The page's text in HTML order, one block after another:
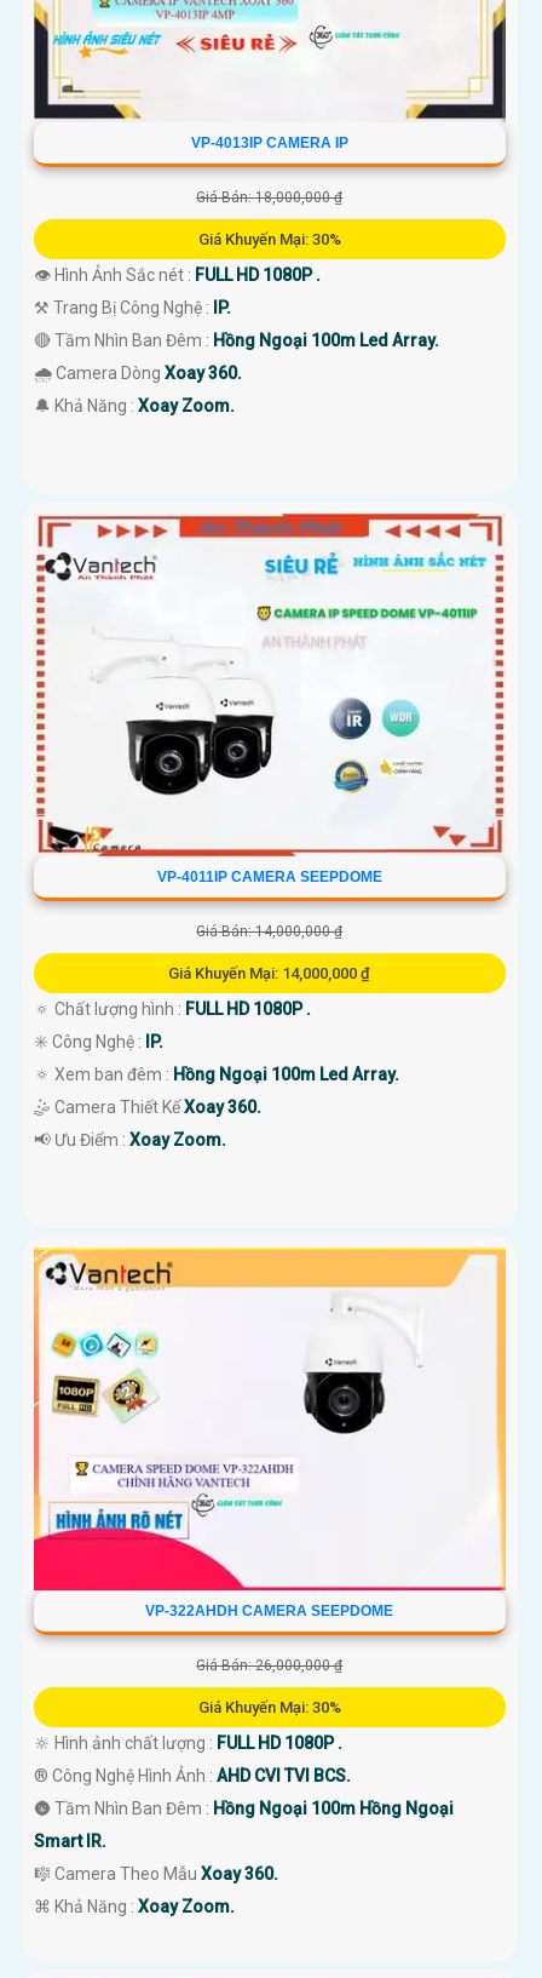
VP-4013IP CAMERA IP
Giá Bán: 18,000,000 ₫
Giá Khuyến Mại: 30%
👁 Hình Ảnh Sắc nét : FULL HD 1080P .
⚒ Trang Bị Công Nghệ :
IP.
🔴 Tầm Nhìn Ban Đêm : Hồng Ngoại 100m Led Array.
🌧️ Camera Dòng Xoay 360.
️🔔 Khả Năng : Xoay Zoom.
VP-4011IP CAMERA SEEPDOME
Giá Bán: 14,000,000 ₫
Giá Khuyến Mại: 14,000,000 ₫
🔅 Chất lượng hình : FULL HD 1080P .
✳️ Công Nghệ :
IP.
🔅 Xem ban đêm : Hồng Ngoại 100m Led Array.
🤹 Camera Thiết KếXoay 360.
️📢 Ưu Điểm : Xoay Zoom.
VP-322AHDH CAMERA SEEPDOME
Giá Bán: 26,000,000 ₫
Giá Khuyến Mại: 30%
🔆 Hình ảnh chất lượng : FULL HD 1080P .
®️ Công Nghệ Hình Ảnh : AHD CVI TVI BCS.
🌚 Tầm Nhìn Ban Đêm : Hồng Ngoại 100m Hồng Ngoại
Smart IR.
🎼️ Camera Theo Mẫu Xoay 360.
️⌘ Khả Năng : Xoay Zoom.